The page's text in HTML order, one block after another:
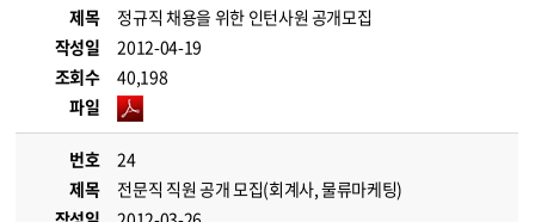
제목
정규직 채용을 위한 인턴사원 공개모집
작성일
2012-04-19
조회수
40,198
파일
번호
24
제목
전문직 직원 공개 모집(회계사, 물류마케팅)